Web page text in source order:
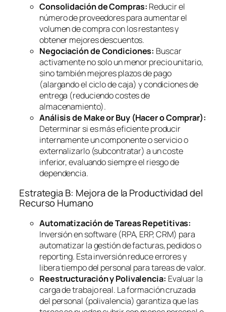
Consolidación de Compras: Reducir el
número de proveedores para aumentar el
volumen de compra con los restantes y
obtener mejores descuentos.
Negociación de Condiciones: Buscar
activamente no solo un menor precio unitario,
sino también mejores plazos de pago
(alargando el ciclo de caja) y condiciones de
entrega (reduciendo costes de
almacenamiento).
Análisis de Make or Buy(Hacer o Comprar):
Determinar si es más eficiente producir
internamente un componente o servicio o
externalizarlo (subcontratar) a un coste
inferior, evaluando siempre el riesgo de
dependencia.
Estrategia B: Mejora de la Productividad del
Recurso Humano
Automatización de Tareas Repetitivas:
Inversión ensoftware(RPA, ERP, CRM) para
automatizar la gestión de facturas, pedidos o
reporting. Esta inversión reduce errores y
libera tiempo del personal para tareas de valor.
Reestructuración y Polivalencia: Evaluar la
carga de trabajo real. La formación cruzada
del personal (polivalencia) garantiza que las